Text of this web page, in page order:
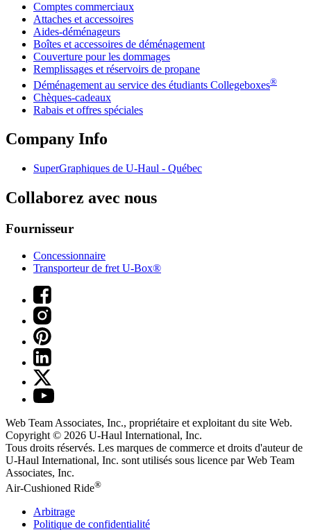
Comptes commerciaux
Attaches et accessoires
Aides-déménageurs
Boîtes et accessoires de déménagement
Couverture pour les dommages
Remplissages et réservoirs de propane
Déménagement au service des étudiants Collegeboxes®
Chèques-cadeaux
Rabais et offres spéciales
Company Info
SuperGraphiques de U-Haul - Québec
Collaborez avec nous
Fournisseur
Concessionnaire
Transporteur de fret U-Box®
Web Team Associates, Inc., propriétaire et exploitant du site Web.
Copyright © 2026 U-Haul International, Inc.
Tous droits réservés. Les marques de commerce et droits d'auteur de
U-Haul International, Inc. sont utilisés sous licence par Web Team
Associates, Inc.
Air-Cushioned Ride®
Arbitrage
Politique de confidentialité